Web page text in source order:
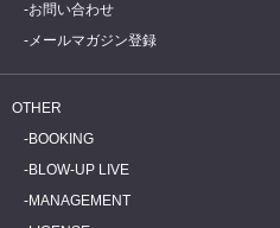
お問い合わせ
メールマガジン登録
OTHER
BOOKING
BLOW-UP LIVE
MANAGEMENT